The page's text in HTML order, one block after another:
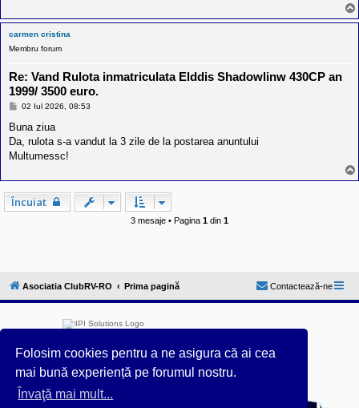
Folosim cookies pentru a ne asigura că ai cea
mai bună experiență pe forumul nostru.
Învaţă mai mult...
carmen cristina
Membru forum
Re: Vand Rulota inmatriculata Elddis Shadowlinw 430CP an
1999/ 3500 euro.
M
s
j
02 Iul 2026, 08:53
Buna ziua
Da, rulota s-a vandut la 3 zile de la postarea anuntului
Multumessc!
Încuiat
3 mesaje • Pagina 1 din 1
Asociatia ClubRV-RO Prima pagină Contactează-ne
Furnizat de phpBB® Forum Software © phpBB Limited